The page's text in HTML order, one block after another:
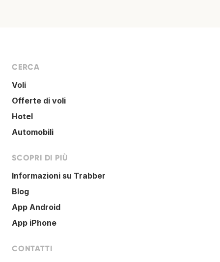
CERCA
Voli
Offerte di voli
Hotel
Automobili
SCOPRI DI PIÙ
Informazioni su Trabber
Blog
App Android
App iPhone
CONTATTI